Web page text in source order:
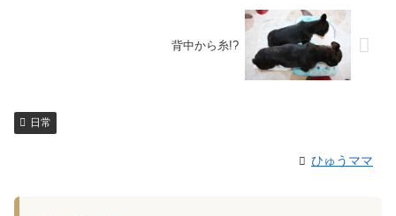
背中から糸!?
日常
ひゅうママ